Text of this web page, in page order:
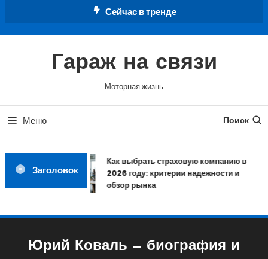
Сейчас в тренде
Гараж на связи
Моторная жизнь
Меню Поиск
Заголовок
Как выбрать страховую компанию в
2026 году: критерии надежности и
обзор рынка
Юрий Коваль — биография и